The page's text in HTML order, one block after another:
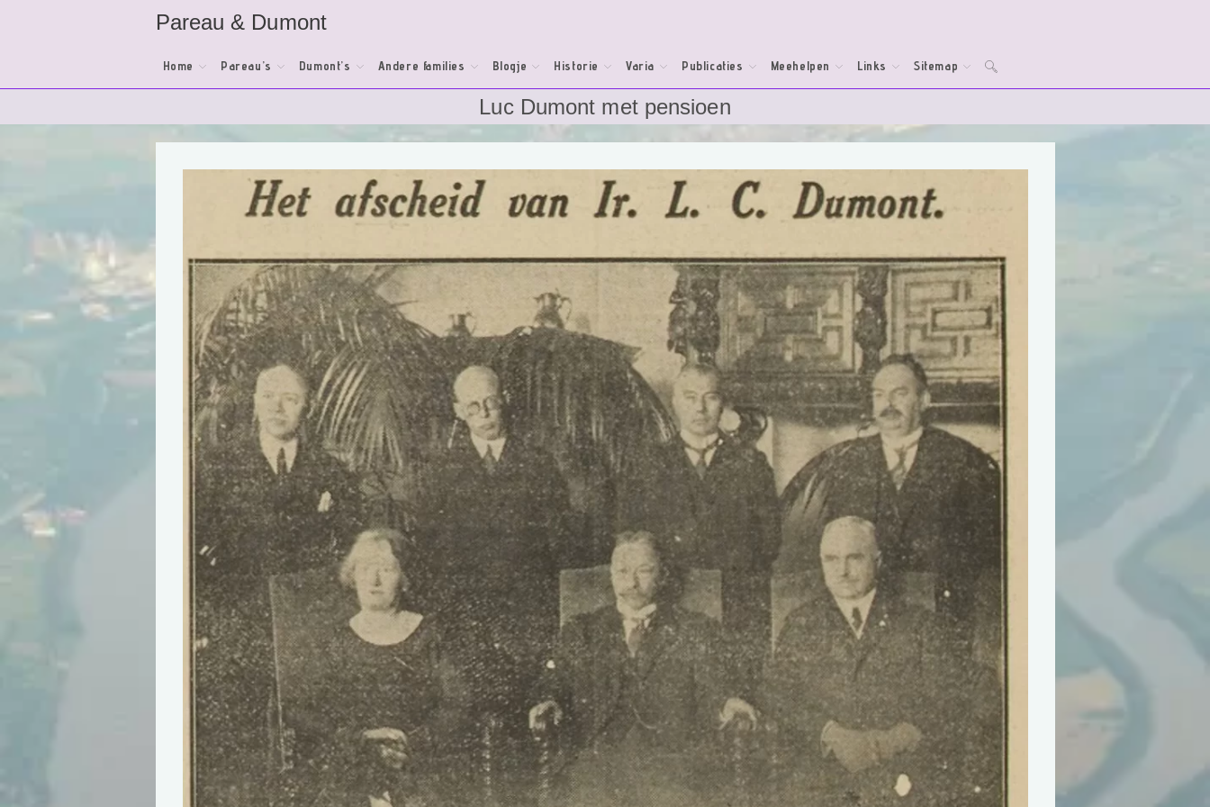
Pareau & Dumont
Home Pareau’s Dumont’s Andere families Blogje Historie Varia Publicaties Meehelpen Links Sitemap Toggle
Luc Dumont met pensioen